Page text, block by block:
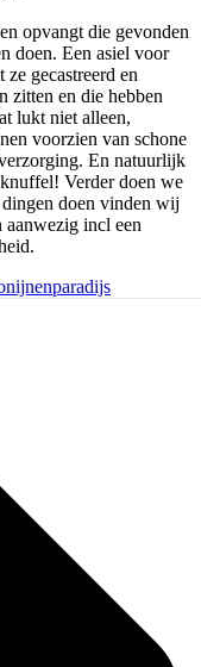
opvangt die gevonden
doen. Een asiel voor
gecastreerd en
zitten en die hebben
lukt niet alleen,
voorzien van schone
En natuurlijk
Verder doen we
dingen doen vinden wij
incl een